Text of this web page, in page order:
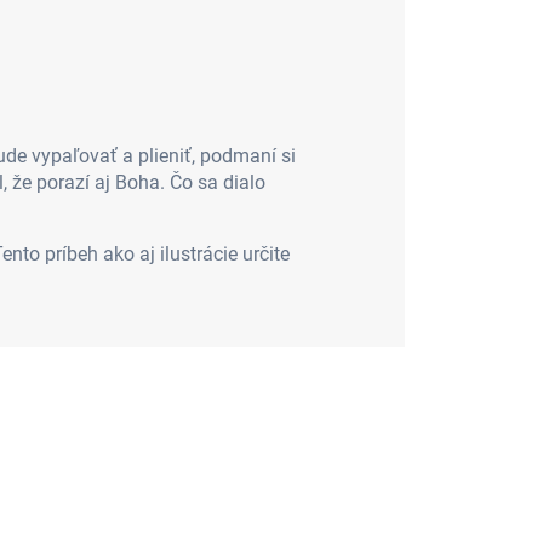
vypaľovať a plieniť, podmaní si
že porazí aj Boha. Čo sa dialo
príbeh ako aj ilustrácie určite